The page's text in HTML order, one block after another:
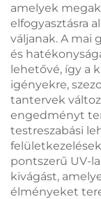
amelyek
elfogyasztásra
váljanak. A mai
és
lehetővé, így a
igényekre,
tantervek
engedményt
testreszabási
pontszerű UV-
kivágást,
élményeket